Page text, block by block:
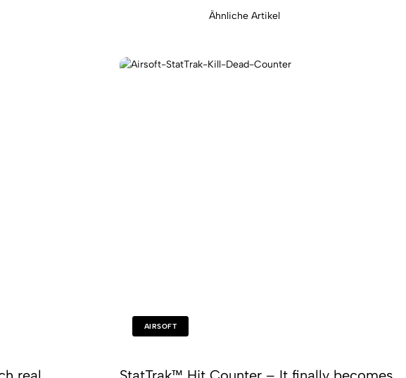
Ähnliche Artikel
AIRSOFT